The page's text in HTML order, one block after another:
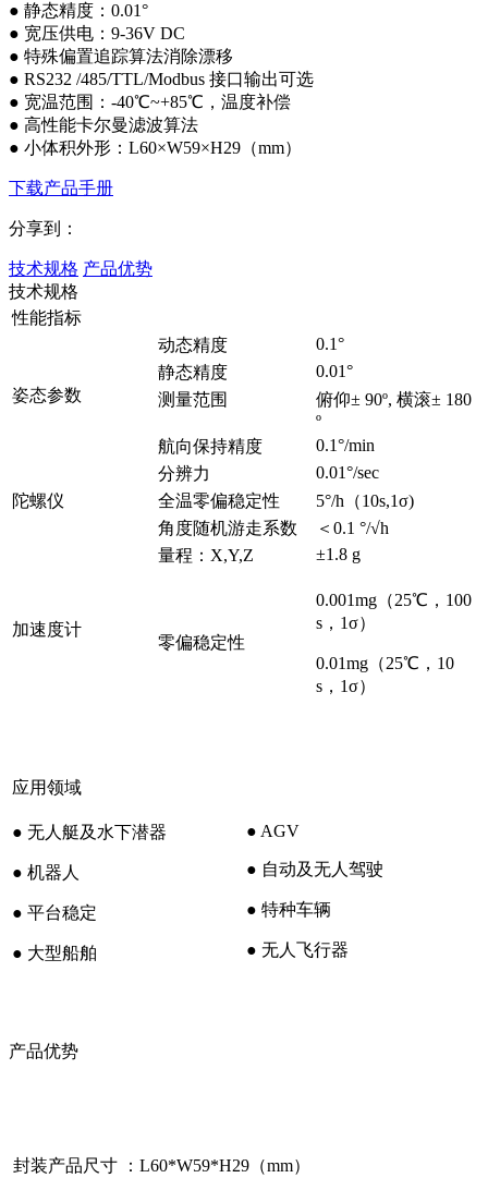
● 静态精度：0.01°
● 宽压供电：9-36V DC
● 特殊偏置追踪算法消除漂移
● RS232 /485/TTL/Modbus 接口输出可选
● 宽温范围：-40℃~+85℃，温度补偿
● 高性能卡尔曼滤波算法
● 小体积外形：L60×W59×H29（mm）
下载产品手册
分享到：
技术规格 产品优势
技术规格
性能指标
姿态参数
动态精度
0.1°
静态精度
0.01°
测量范围
俯仰± 90º, 横滚± 180
º
航向保持精度
0.1°/min
陀螺仪
分辨力
0.01°/sec
全温零偏稳定性
5°/h（10s,1σ)
角度随机游走系数
＜0.1 °/√h
加速度计
量程：X,Y,Z ±1.8 g
零偏稳定性
0.001mg（25℃，100
s，1σ）
0.01mg（25℃，10
s，1σ）
应用领域
● 无人艇及水下潜器
● 机器人
● 平台稳定
● 大型船舶
● AGV
● 自动及无人驾驶
● 特种车辆
● 无人飞行器
产品优势
封装产品尺寸 ：L60*W59*H29（mm）